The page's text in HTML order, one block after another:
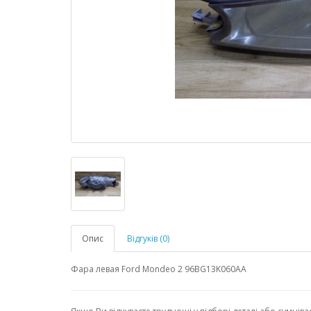
Опис Відгуків (0)
Фара левая Ford Mondeo 2 96BG13K060AA